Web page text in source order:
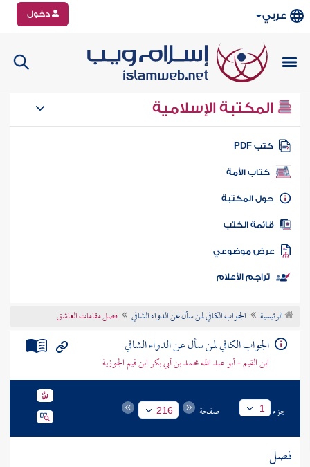
عربي دخول
المكتبة الإسلامية
كتب PDF
كتاب الأمة
المكتبة
الكتب
موضوعي
تراجم الأعلام
الرئيسية الجواب الكافي لمن سأل عن الدواء الشافي فصل مقامات العاشق
الجواب الكافي لمن سأل عن الدواء الشافي
ابن القيم - أبو عبد الله محمد بن أبي بكر ابن قيم الجوزية
جزء 1 صفحة 216
فصل